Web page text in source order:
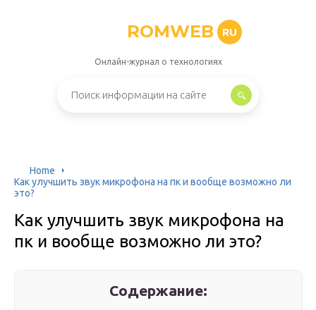
ROMWEB RU
Онлайн-журнал о технологиях
Home
Как улучшить звук микрофона на пк и вообще возможно ли
это?
Как улучшить звук микрофона на
пк и вообще возможно ли это?
Содержание: